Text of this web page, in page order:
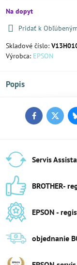
Na dopyt
Pridať k
Skladové číslo:
Výrobca: EPSON
Popis
FacebookTwitter
Servis
BROTHER-
EPSON -
objednanie